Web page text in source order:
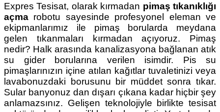
Expres Tesisat, olarak kırmadan pimaş tıkanıklığı
açma robotu sayesinde profesyonel eleman ve
ekipmanlarımız ile pimaş borularda meydana
gelen tıkanmaları kırmadan açıyoruz. Pimaş
nedir? Halk arasında kanalizasyona bağlanan atık
su gider borularına verilen isimdir. Pis su
pimaşlarınızın içine atılan kağıtlar tuvaletinizi veya
lavabonuzdaki borusunu bir müddet sonra tıkar.
Sular banyonuz dan dışarı çıkana kadar hiçbir şey
anlamazsınız. Gelişen teknolojiyle birlikte tesisat